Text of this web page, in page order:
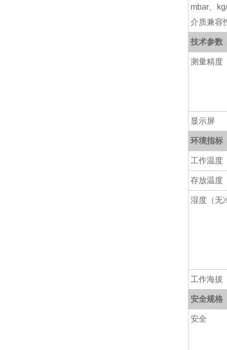
mbar、
介质兼容
技术参数
测量精度
显示屏
环境指标
工作温度
存放温度
湿度（无
工作海拔
安全规格
安全